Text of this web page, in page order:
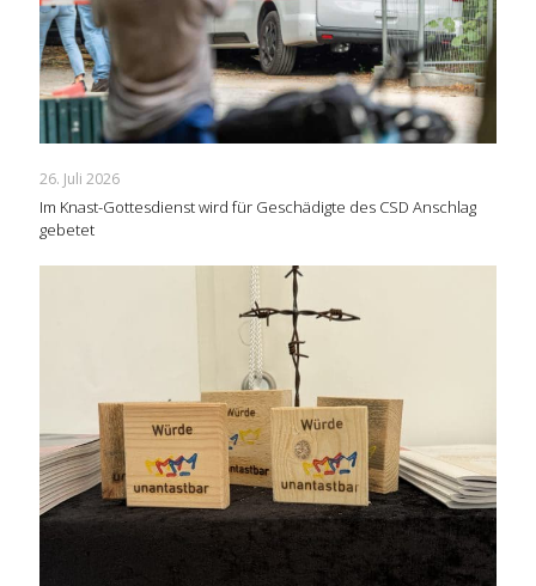
26. Juli 2026
Im Knast-Gottesdienst wird für Geschädigte des CSD Anschlag
gebetet